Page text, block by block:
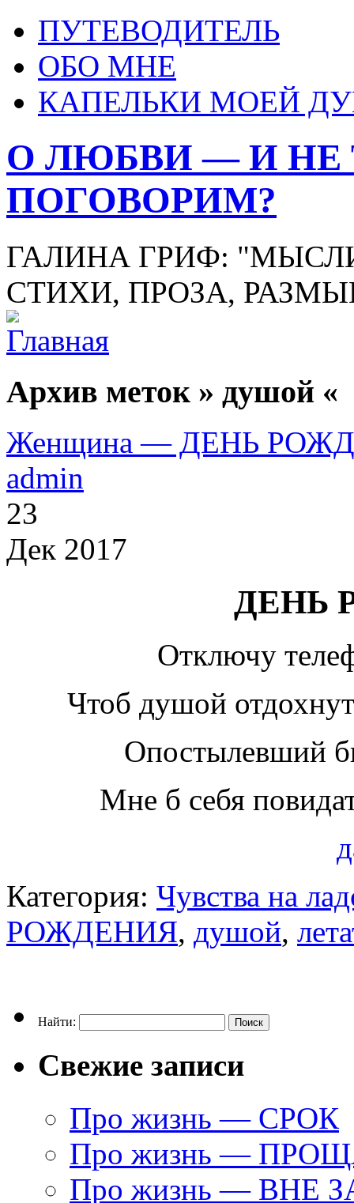
ПУТЕВОДИТЕЛЬ
ОБО МНЕ
КАПЕЛЬКИ МОЕЙ
О ЛЮБВИ — И НЕ
ПОГОВОРИМ?
ГАЛИНА ГРИФ:
СТИХИ, ПРОЗА,
Архив меток » душой «
Женщина — ДЕНЬ
admin
23
Дек 2017
ДЕНЬ
Отключу
Чтоб душой
Опостылевший
Мне б себя
Категория: Чувства на
РОЖДЕНИЯ, душой,
Найти:
Свежие записи
Про жизнь — СРОК
Про жизнь —
Про жизнь — ВНЕ